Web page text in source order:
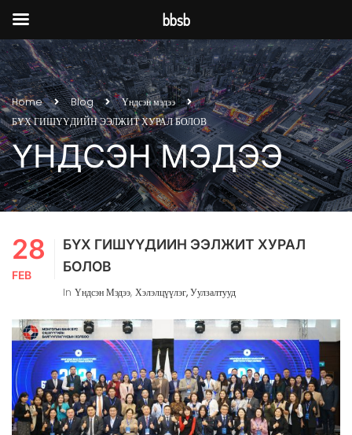
Home Blog
Үндсэн мэдээ
БҮХ ГИШҮҮДИЙН ЭЭЛЖИТ ХУРАЛ БОЛОВ
ҮНДСЭН МЭДЭЭ
28
FEB
БҮХ ГИШҮҮДИЙН ЭЭЛЖИТ ХУРАЛ
БОЛОВ
In Үндсэн Мэдээ, Хэлэлцүүлэг, Уулзалтууд
bbsb